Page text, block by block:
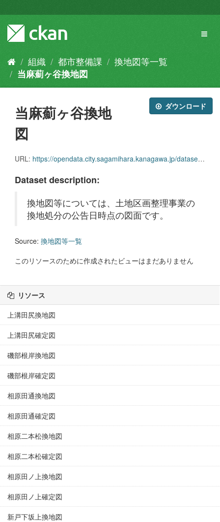
キ
組織 都市整備課
換地図等一覧
当麻薊ヶ谷換地図
ダウンロード
当麻薊ヶ谷換地
図
URL: https://opendata.city.sagamihara.kanagawa.jp/dataset/9541682d-77ed-4ba8-b2cb-903811e6b917/resource/a2454405-8e8b-4eb2-99fb-45e96fe6c9ed/download/18_.pdf
Dataset description:
換地図等については、土地区画整理事業の
換地処分の公告日時点の図面です。
Source: 換地図等一覧
このリソースのために作成されたビューはまだありません
リソース
上溝田尻換地図
上溝田尻確定図
磯部根岸換地図
磯部根岸確定図
相原田通換地図
相原田通確定図
相原二本松換地図
相原二本松確定図
相原田ノ上換地図
相原田ノ上確定図
新戸下坂上換地図